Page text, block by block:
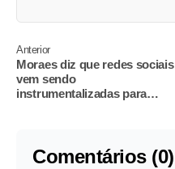
Anterior
Moraes diz que redes sociais
vem sendo
instrumentalizadas para
Comentários (0)